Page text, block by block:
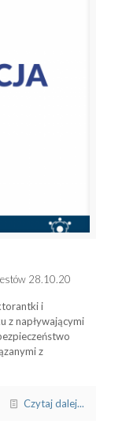
28.10.20
i
z napływającymi
z
Czytaj dalej...